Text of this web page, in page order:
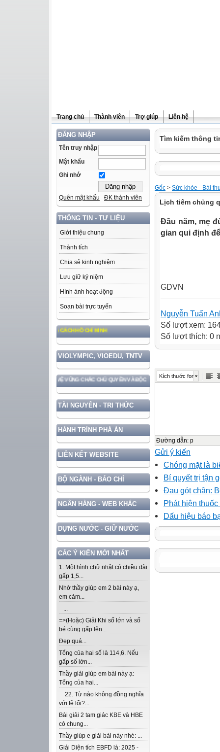
Trang chủ Thành viên Trợ giúp Liên hệ
ĐĂNG NHẬP
Tên truy nhập
Mật khẩu
Ghi nhớ
Quên mật khẩu ĐK thành viên
THÔNG TIN - TƯ LIỆU
Giới thiệu chung
Thành tích
Chia sẻ kinh nghiệm
Lưu giữ kỷ niệm
Hình ảnh hoạt động
Soạn bài trực tuyến
ĐẠO ĐỨC, PHONG CÁCH HỒ CHÍ MINH
VIOLYMPIC, VIOEDU, TNTV
GẮN VỚI BẢO VỆ VỮNG CHẮC CHỦ QUYỀN VÀ ĐỘC LẬP DÂN TỘC!
TÀI NGUYÊN - TRI THỨC
HÀNH TRÌNH PHÁ ÁN
LIÊN KẾT WEBSITE
BỘ NGÀNH - BÁO CHÍ
NGÂN HÀNG - WEB KHÁC
DỰNG NƯỚC - GIỮ NƯỚC
CÁC Ý KIẾN MỚI NHẤT
1. Một hình chữ nhật có chiều dài
gấp 1,5...
Nhờ thầy giúp em 2 bài này ạ,
em cảm...
...
=>(Hoặc) Giải Khi số lớn và số
bé cùng gấp lên...
Đẹp quá...
Tổng của hai số là 114,6. Nếu
gấp số lớn...
Thầy giải giúp em bài này ạ:
Tổng của hai...
22. Từ nào không đồng nghĩa
với lề lối?...
Bài giải 2 tam giác KBE và HBE
có chung...
Thầy giúp e giải bài này nhé: ...
Giải Diện tích EBFD là: 2025 -
Tìm kiếm thông
Gốc > Sức khỏe - Bài
Lịch tiêm chủng
Đầu năm, mẹ
gian qui định
GDVN
Nguyễn Tuấn
Số lượt xem:
Số lượt thích: 0
Kích thước font
Đường dẫn: p
Gửi ý kiến
Chóng mặt là
Bí quyết trị tận
Đau gót chân:
Phát hiện
Dấu hiệu báo